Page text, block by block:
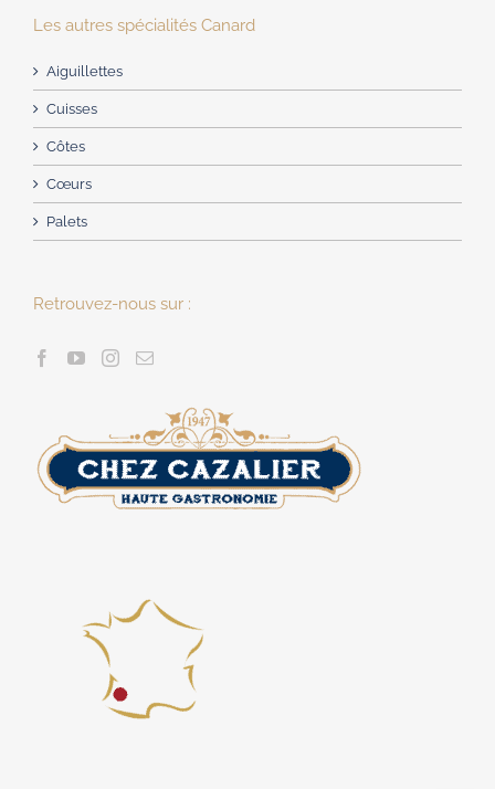
Les autres spécialités Canard
Aiguillettes
Cuisses
Côtes
Cœurs
Palets
Retrouvez-nous sur :